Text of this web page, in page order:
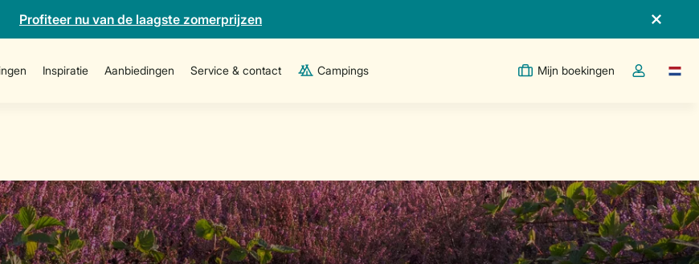
Profiteer nu van de laagste zomerprijzen
Inspiratie Aanbiedingen Service & contact Campings Mijn boekingen
Open deTaal